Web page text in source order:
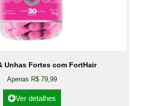
Unhas Fortes com FortHair
Apenas R$ 79,99
Ver detalhes